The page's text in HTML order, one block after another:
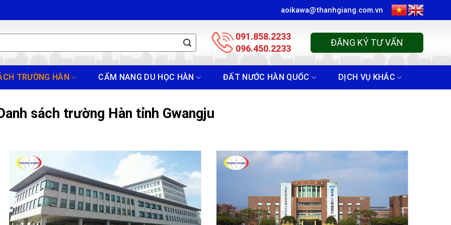
aoikawa@thanhgiang.com.vn
091.858.2233
096.450.2233
ĐĂNG KÝ TƯ VẤN
TRƯỜNG HÀN CẨM NANG DU HỌC HÀN ĐẤT NƯỚC HÀN QUỐC DỊCH VỤ KHÁC
sách trường Hàn tỉnh Gwangju